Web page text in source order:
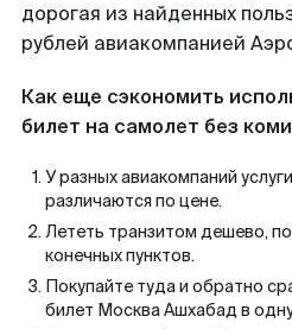
дорогая из найденных
рублей авиакомпанией
Как еще сэкономить
билет на самолет без
У разных авиакомпаний
различаются по цене.
Лететь транзитом дешево,
конечных пунктов.
Покупайте туда и обратно
билет Москва Ашхабад в